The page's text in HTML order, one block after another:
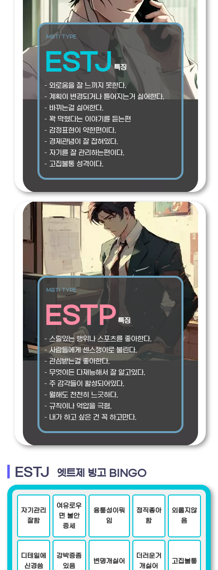
MBTI TYPE
ESTJ특징
– 외로움을 잘 느끼지 못한다.
– 계획이 변경되거나 틀어지는거 싫어한다.
– 바뀌는걸 싫어한다.
– 꽉 막혔다는 이야기를 듣는편
– 감정표현이 약한편이다.
– 경제관념이 잘 잡혀있다.
– 자기를 잘 관리하는편이다.
– 고집불통 성격이다.
MBTI TYPE
ESTP 특징
– 스릴있는 행위나 스포츠를 좋아한다.
– 사람들에게 센스쟁이로 불린다.
– 관심받는걸 좋아한다.
– 무엇이든 다재능해서 잘 알고있다.
– 주 감각들이 활성되어있다.
– 뭘해도 천천히 느긋하다.
– 규칙이나 억압을 극혐.
– 내가 하고 싶은 건 꼭 하고만다.
ESTJ 엣트제 빙고 BINGO
자기관리
잘함
여유로우
면 불안
증세
융통성이뭐
임
정직좋아
함
외롭지않
음
디테일에
신경씀
강박증좀
있음
변명개싫어
더러운거
개싫어
고집불통